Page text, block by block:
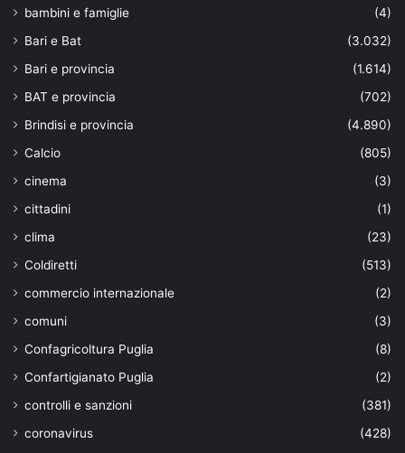
bambini e famiglie
(4)
Bari e Bat
(3.032)
Bari e provincia
(1.614)
BAT e provincia
(702)
Brindisi e provincia
(4.890)
Calcio
(805)
cinema
(3)
cittadini
(1)
clima
(23)
Coldiretti
(513)
commercio internazionale
(2)
comuni
(3)
Confagricoltura Puglia
(8)
Confartigianato Puglia
(2)
controlli e sanzioni
(381)
coronavirus
(428)